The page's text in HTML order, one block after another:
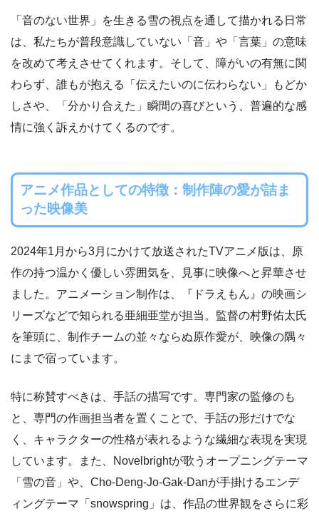
「音のない世界」を生きる雪の視点を通して描かれる日常
は、私たちが普段意識していない「音」や「言葉」の意味
を改めて考えさせてくれます。そして、障がいの有無に関
わらず、誰もが抱える「伝えたいのに伝わらない」もどか
しさや、「分かり合えた」瞬間の喜びという、普遍的な感
情に強く訴えかけてくるのです。
アニメ作品としての特徴：制作陣の愛が詰ま
った映像美
2024年1月から3月にかけて放送されたTVアニメ版は、原
作の持つ温かく優しい雰囲気を、見事に映像へと昇華させ
ました。アニメーション制作は、『ドラえもん』の映画シ
リーズなどで知られる亜細亜堂が担当。監督の村野佑太氏
を筆頭に、制作チームの並々ならぬ原作愛が、映像の隅々
にまで宿っています。
特に称賛すべきは、手話の描写です。専門家の監修のも
と、専門の作画担当者を置くことで、手話の形だけでな
く、キャラクターの性格が表れるような繊細な表現を実現
しています。また、Novelbrightが歌うオープニングテーマ
「雪の音」や、Cho-Deng-Jo-Gak-Danが手掛けるエンデ
ィングテーマ「snowspring」は、作品の世界観をさらに彩